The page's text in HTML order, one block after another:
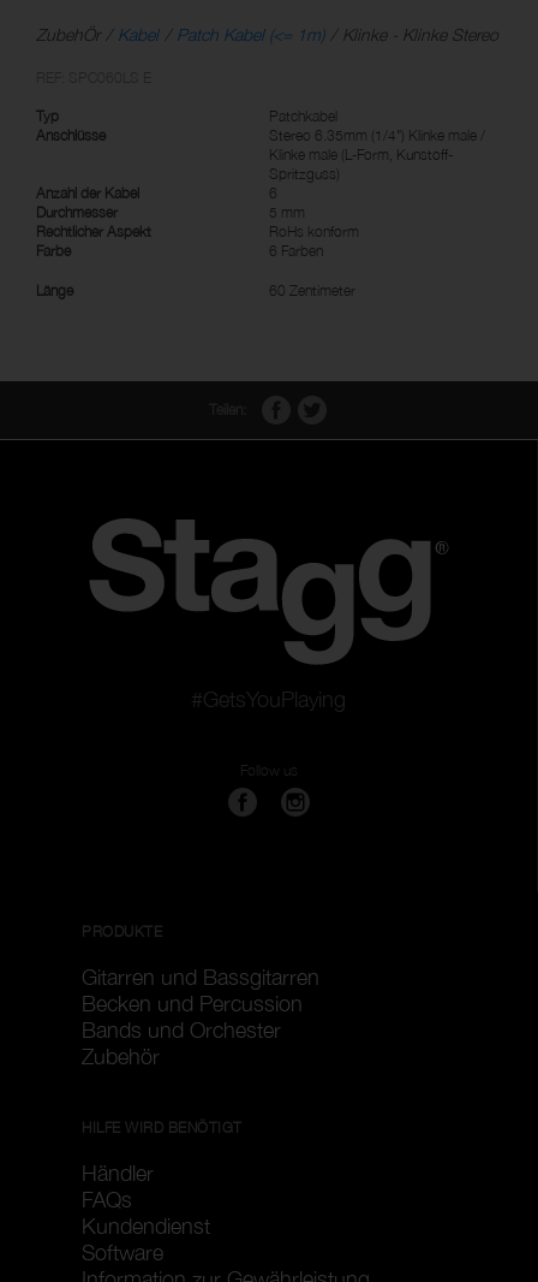
ZubehÖr Kabel Patch Kabel (<= 1m) Klinke - Klinke Stereo
Typ
Patchkabel
Anschlüsse
Stereo 6.35mm (1/4") Klinke male /
Klinke male (L-Form, Kunstoff-
Spritzguss)
Anzahl der Kabel
6
Durchmesser
5 mm
Rechtlicher Aspekt
RoHs konform
Farbe
6 Farben
Länge 60 Zentimeter
#GetsYouPlaying
Follow us
PRODUKTE
Gitarren und Bassgitarren
Becken und Percussion
Bands und Orchester
Zubehör
HILFE WIRD BENÖTIGT
Händler
FAQs
Kundendienst
Software